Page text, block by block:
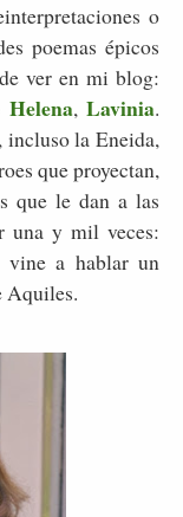
o
poemas épicos
ver en mi blog:
, Lavinia.
incluso la Eneida,
que proyectan,
que le dan a las
una y mil veces:
vine a hablar un
Aquiles.